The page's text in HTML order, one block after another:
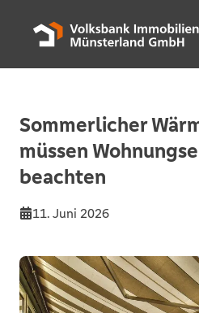
Sommerlicher
müssen
beachten
11. Juni 2026